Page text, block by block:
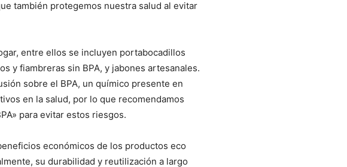
también protegemos nuestra salud al evitar
entre ellos se incluyen portabocadillos
y fiambreras sin BPA, y jabones artesanales.
sobre el BPA, un químico presente en
en la salud, por lo que recomendamos
para evitar estos riesgos.
económicos de los productos eco
su durabilidad y reutilización a largo